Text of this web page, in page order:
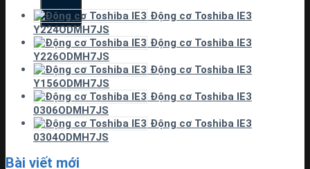
Động cơ Toshiba IE3
Y224ODMH7JS
Động cơ Toshiba IE3
Y226ODMH7JS
Động cơ Toshiba IE3
Y156ODMH7JS
Động cơ Toshiba IE3
0306ODMH7JS
Động cơ Toshiba IE3
0304ODMH7JS
Bài viết mới